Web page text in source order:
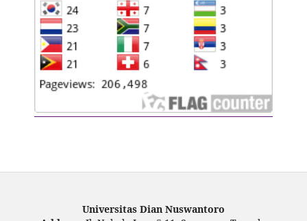
Universitas Dian Nuswantoro